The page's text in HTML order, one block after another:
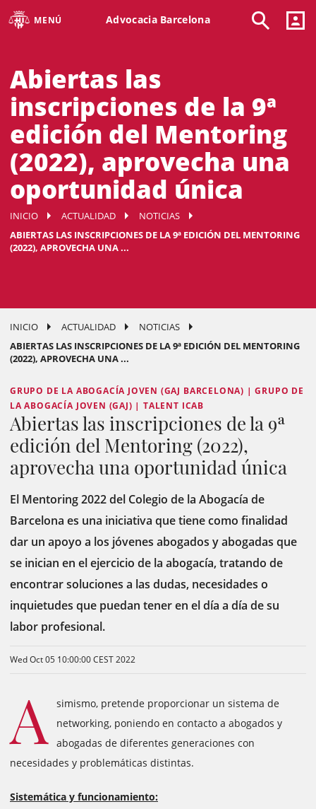
MENÚ Advocacia Barcelona
Abiertas las
inscripciones de la 9ª
edición del Mentoring
(2022), aprovecha una
oportunidad única
INICIO ACTUALIDAD
NOTICIAS
ABIERTAS LAS INSCRIPCIONES DE LA 9ª EDICIÓN DEL MENTORING
(2022), APROVECHA UNA ...
INICIO ACTUALIDAD
NOTICIAS
ABIERTAS LAS INSCRIPCIONES DE LA 9ª EDICIÓN DEL MENTORING
(2022), APROVECHA UNA ...
GRUPO DE LA ABOGACÍA JOVEN (GAJ BARCELONA) | GRUPO DE
LA ABOGACÍA JOVEN (GAJ) | TALENT ICAB
Abiertas las inscripciones de la 9ª
edición del Mentoring (2022),
aprovecha una oportunidad única
El Mentoring 2022 del Colegio de la Abogacía de
Barcelona es una iniciativa que tiene como finalidad
dar un apoyo a los jóvenes abogados y abogadas que
se inician en el ejercicio de la abogacía, tratando de
encontrar soluciones a las dudas, necesidades o
inquietudes que puedan tener en el día a día de su
labor profesional.
Wed Oct 05 10:00:00 CEST 2022
A
simismo, pretende proporcionar un sistema de
networking, poniendo en contacto a abogados y
abogadas de diferentes generaciones con
necesidades y problemáticas distintas.
Sistemática y funcionamiento: